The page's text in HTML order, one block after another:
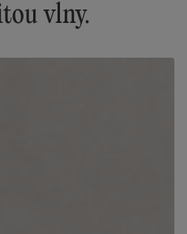
vlny.